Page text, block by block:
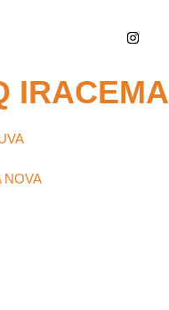
IRACEMA
NOVA